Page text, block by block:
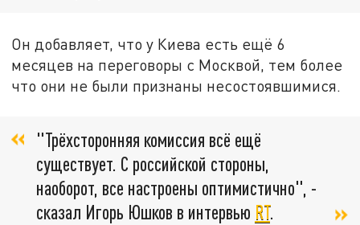
Он добавляет, что у Киева есть ещё 6
месяцев на переговоры с Москвой, тем более
что они не были признаны несостоявшимися.
"Трёхсторонняя комиссия всё ещё
существует. С российской стороны,
наоборот, все настроены оптимистично", -
сказал Игорь Юшков в интервью RT.